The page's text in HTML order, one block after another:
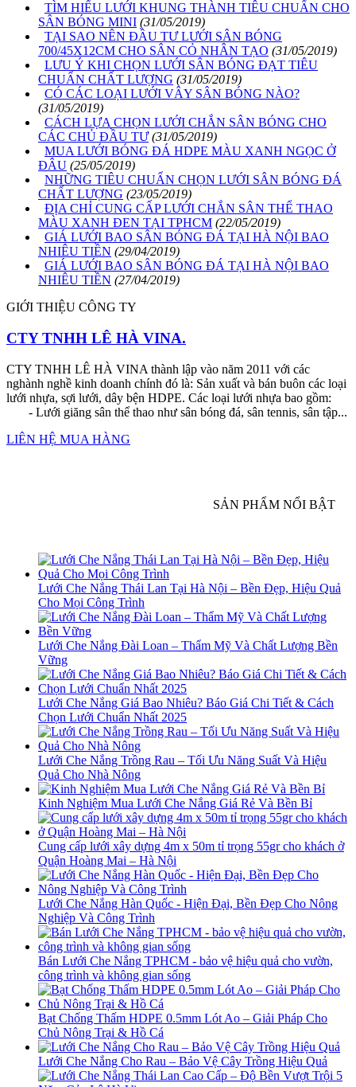
TÌM HIỂU LƯỚI KHUNG THÀNH TIÊU CHUẨN CHO
SÂN BÓNG MINI (31/05/2019)
TẠI SAO NÊN ĐẦU TƯ LƯỚI SÂN BÓNG
700/45X12CM CHO SÂN CỎ NHÂN TẠO (31/05/2019)
LƯU Ý KHI CHỌN LƯỚI SÂN BÓNG ĐẠT TIÊU
CHUẨN CHẤT LƯỢNG (31/05/2019)
CÓ CÁC LOẠI LƯỚI VÂY SÂN BÓNG NÀO?
(31/05/2019)
CÁCH LỰA CHỌN LƯỚI CHẮN SÂN BÓNG CHO
CÁC CHỦ ĐẦU TƯ (31/05/2019)
MUA LƯỚI BÓNG ĐÁ HDPE MÀU XANH NGỌC Ở
ĐÂU (25/05/2019)
NHỮNG TIÊU CHUẨN CHỌN LƯỚI SÂN BÓNG ĐÁ
CHẤT LƯỢNG (23/05/2019)
ĐỊA CHỈ CUNG CẤP LƯỚI CHẮN SÂN THỂ THAO
MÀU XANH ĐEN TẠI TPHCM (22/05/2019)
GIÁ LƯỚI BAO SÂN BÓNG ĐÁ TẠI HÀ NỘI BAO
NHIÊU TIỀN (29/04/2019)
GIÁ LƯỚI BAO SÂN BÓNG ĐÁ TẠI HÀ NỘI BAO
NHIÊU TIỀN (27/04/2019)
GIỚI THIỆU CÔNG TY
CTY TNHH LÊ HÀ VINA.
CTY TNHH LÊ HÀ VINA thành lập vào năm 2011 với các
nghành nghề kinh doanh chính đó là: Sản xuất và bán buôn các loại
lưới nhựa, sợi lưới, dây bện HDPE. Các loại lưới nhựa bao gồm:
- Lưới giăng sân thể thao như sân bóng đá, sân tennis, sân tập...
LIÊN HỆ MUA HÀNG
SẢN PHẨM NỔI BẬT
Lưới Che Nắng Thái Lan Tại Hà Nội – Bền Đẹp, Hiệu Quả
Cho Mọi Công Trình
Lưới Che Nắng Đài Loan – Thẩm Mỹ Và Chất Lượng Bền
Vững
Lưới Che Nắng Giá Bao Nhiêu? Báo Giá Chi Tiết & Cách
Chọn Lưới Chuẩn Nhất 2025
Lưới Che Nắng Trồng Rau – Tối Ưu Năng Suất Và Hiệu
Quả Cho Nhà Nông
Kinh Nghiệm Mua Lưới Che Nắng Giá Rẻ Và Bền Bỉ
Cung cấp lưới xây dựng 4m x 50m tỉ trọng 55gr cho khách ở
Quận Hoàng Mai – Hà Nội
Lưới Che Nắng Hàn Quốc - Hiện Đại, Bền Đẹp Cho Nông
Nghiệp Và Công Trình
Bán Lưới Che Nắng TPHCM - bảo vệ hiệu quả cho vườn,
công trình và không gian sống
Bạt Chống Thấm HDPE 0.5mm Lót Ao – Giải Pháp Cho
Chủ Nông Trại & Hồ Cá
Lưới Che Nắng Cho Rau – Bảo Vệ Cây Trồng Hiệu Quả